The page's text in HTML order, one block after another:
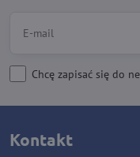
Chcę zapisać się do
Kontakt